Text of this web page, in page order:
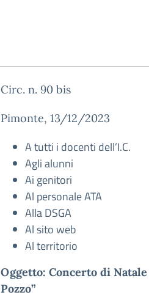
Circ. n. 90 bis
Pimonte, 13/12/2023
A tutti i docenti dell’I.C.
Agli alunni
Ai genitori
Al personale ATA
Alla DSGA
Al sito web
Al territorio
Oggetto: Concerto di
Pozzo”